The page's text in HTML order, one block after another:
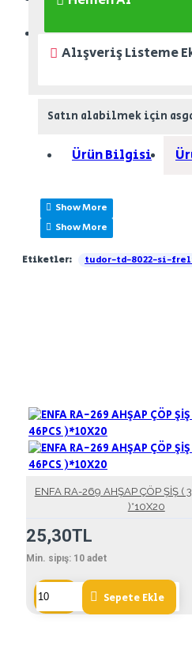
ZÜCCACIYE
Alışveriş Listeme
Satın alabilmek için
Ürün Bilgisi
Etiketler: tudor-td-8022-si-
ENFA RA-269 AHŞAP ÇÖP ŞİŞ (
)*10X20
25,30TL
Min. sipış: 10 adet
Sepete Ekle